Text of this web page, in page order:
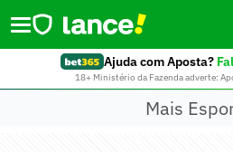
Ajuda com Aposta?
18+ Ministério da Fazenda adverte:
Mais